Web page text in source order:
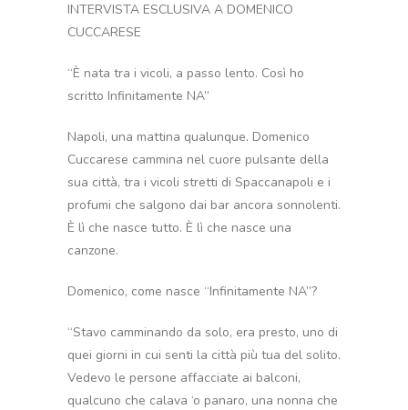
INTERVISTA ESCLUSIVA A DOMENICO
CUCCARESE
“È nata tra i vicoli, a passo lento. Così ho
scritto Infinitamente NA”
Napoli, una mattina qualunque. Domenico
Cuccarese cammina nel cuore pulsante della
sua città, tra i vicoli stretti di Spaccanapoli e i
profumi che salgono dai bar ancora sonnolenti.
È lì che nasce tutto. È lì che nasce una
canzone.
Domenico, come nasce “Infinitamente NA”?
“Stavo camminando da solo, era presto, uno di
quei giorni in cui senti la città più tua del solito.
Vedevo le persone affacciate ai balconi,
qualcuno che calava ‘o panaro, una nonna che